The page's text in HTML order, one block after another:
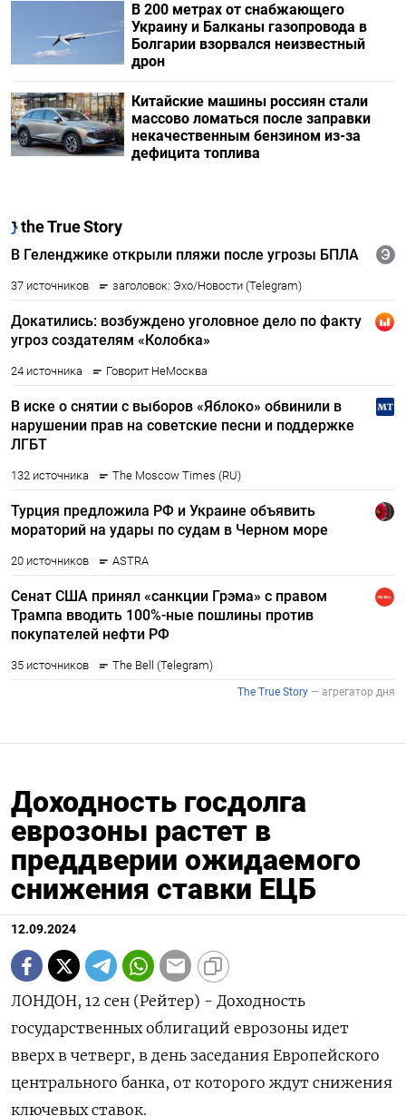
В 200 метрах от снабжающего
Украину и Балканы газопровода в
Болгарии взорвался неизвестный
дрон
Китайские машины россиян стали
массово ломаться после заправки
некачественным бензином из-за
дефицита топлива
Доходность госдолга
еврозоны растет в
преддверии ожидаемого
снижения ставки ЕЦБ
12.09.2024
ЛОНДОН, 12 сен (Рейтер) - Доходность
государственных облигаций еврозоны идет
вверх в четверг, в день заседания Европейского
центрального банка, от которого ждут снижения
ключевых ставок.